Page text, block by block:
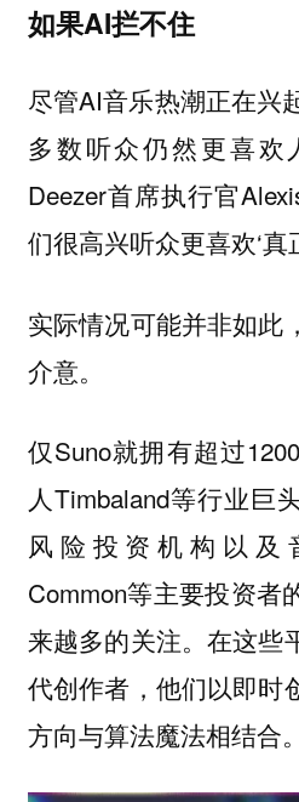
如果AI拦不住
尽管AI音乐热潮正在兴
多数听众仍然更喜欢
Deezer首席执行官
们很高兴听众更喜欢‘真
实际情况可能并非如此
介意。
仅Suno就拥有超过
人Timbaland等行业巨
风险投资机构以及
Common等主要投资者
来越多的关注。在这些
代创作者，他们以即时
方向与算法魔法相结合。